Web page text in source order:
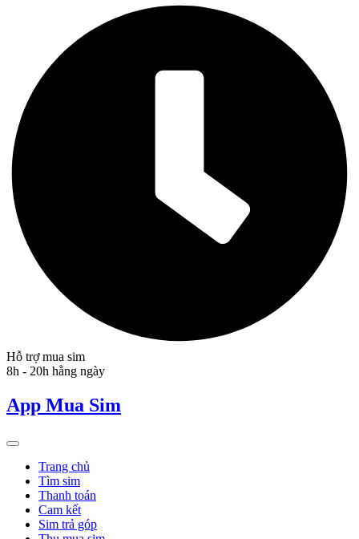
Hỗ trợ mua sim
8h - 20h hằng ngày
App Mua Sim
Trang chủ
Tìm sim
Thanh toán
Cam kết
Sim trả góp